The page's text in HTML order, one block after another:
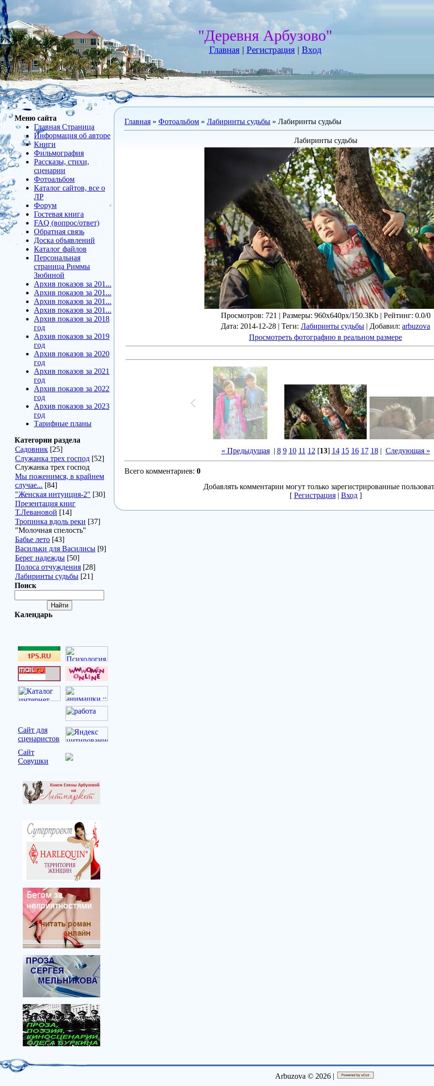
"Деревня Арбузово"
Главная| Регистрация| Вход
Меню сайта
Главная Страница
Информация об авторе
Книги
Фильмография
Рассказы, стихи,
сценарии
Фотоальбом
Каталог сайтов, все о
ЛР
Форум
Гостевая книга
FAQ (вопрос/ответ)
Обратная связь
Доска объявлений
Каталог файлов
Персональная
страница Риммы
Зюбиной
Архив показов за 201...
Архив показов за 201...
Архив показов за 201...
Архив показов за 201...
Архив показов за 2018
год
Архив показов за 2019
год
Архив показов за 2020
год
Архив показов за 2021
год
Архив показов за 2022
год
Архив показов за 2023
год
Тарифные планы
Категории раздела
Садовник [25]
Служанка трех господ [52]
Служанка трех господ
Мы поженимся, в крайнем
случае... [84]
"Женская интуиция-2" [30]
Презентация книг
Т.Левановой [14]
Тропинка вдоль реки [37]
"Молочная спелость"
Бабье лето [43]
Васильки для Василисы [9]
Берег надежды [50]
Полоса отчуждения [28]
Лабиринты судьбы [21]
Поиск
Календарь
Сайт для
сценаристов
Сайт
Совушки
Главная » Фотоальбом » Лабиринты судьбы » Лабиринты судьбы
Лабиринты судьбы
Просмотров: 721 | Размеры: 960x640px/150.3Kb | Рейтинг: 0.0/0
Дата: 2014-12-28 | Теги: Лабиринты судьбы | Добавил: arbuzova
Просмотреть фотографию в реальном размере
« Предыдущая| 8 9 10 11 12 [13] 14 15 16 17 18| Следующая »
Всего комментариев: 0
Добавлять комментарии могут только зарегистрированные
[ Регистрация| Вход]
Arbuzova © 2026 |